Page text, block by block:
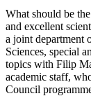
What should be
and excellent
a joint department
Sciences, special
topics with Filip
academic staff,
Council